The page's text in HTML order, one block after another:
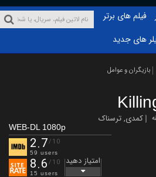
فیلم های برتر
های جدید
بازیگران و عوامل
کمدی,ترسناک
WEB-DL 1080p
2.7/10
59 users
8.6 /10
15 users
امتیاز دهید